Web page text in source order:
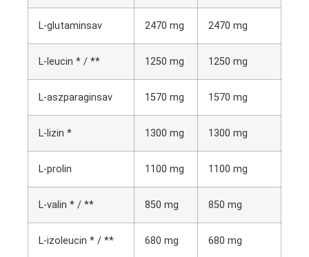
L-glutaminsav 2470 mg 2470 mg
L-leucin * / ** 1250 mg 1250 mg
L-aszparaginsav 1570 mg 1570 mg
L-lizin * 1300 mg 1300 mg
L-prolin 1100 mg 1100 mg
L-valin * / ** 850 mg 850 mg
L-izoleucin * / ** 680 mg 680 mg